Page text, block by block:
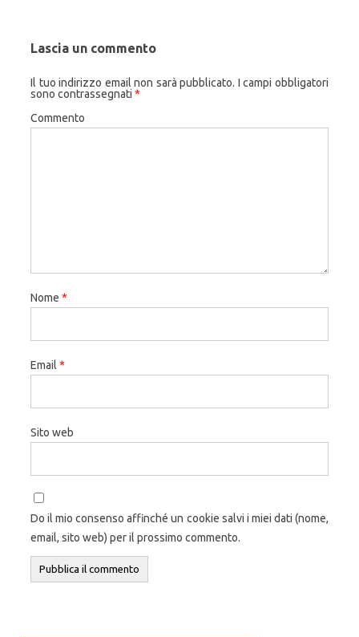
Lascia un commento
Il tuo indirizzo email non sarà pubblicato. I campi obbligatori
sono contrassegnati *
Commento
Nome *
Email *
Sito web
Do il mio consenso affinché un cookie salvi i miei dati (nome,
email, sito web) per il prossimo commento.